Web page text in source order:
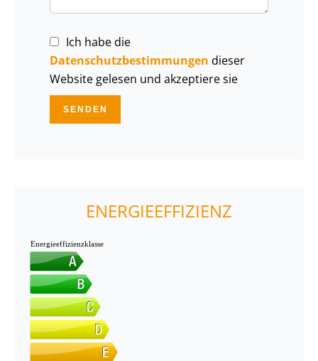
Ich habe die
Datenschutzbestimmungen dieser
Website gelesen und akzeptiere sie
SENDEN
ENERGIEEFFIZIENZ
Energieeffizienzklasse